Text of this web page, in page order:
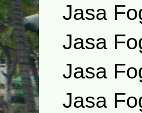
Jasa
Jasa
Jasa
Jasa